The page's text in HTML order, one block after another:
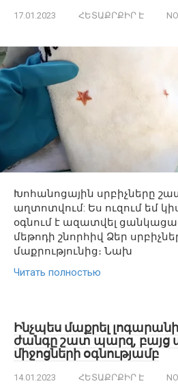
17.01.2023 ՀԵՏԱՔՐՔԻՐ Է
Խոհանոցային սրբիչները
աղտոտվում: Ես ուզում եմ
օգնում է ազատվել
մեթոդի շնորհիվ Ձեր
մաքրությունից։ Նախ
Читать полностью
Ինչպես մաքրել
ժանգը շատ պարզ, բայց
միջոցների օգնությամբ
14.01.2023 ՀԵՏԱՔՐՔԻՐ Է